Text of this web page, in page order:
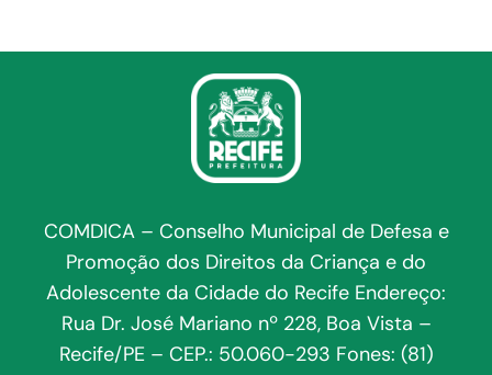
COMDICA – Conselho Municipal de Defesa e
Promoção dos Direitos da Criança e do
Adolescente da Cidade do Recife Endereço:
Rua Dr. José Mariano nº 228, Boa Vista –
Recife/PE – CEP.: 50.060-293 Fones: (81)